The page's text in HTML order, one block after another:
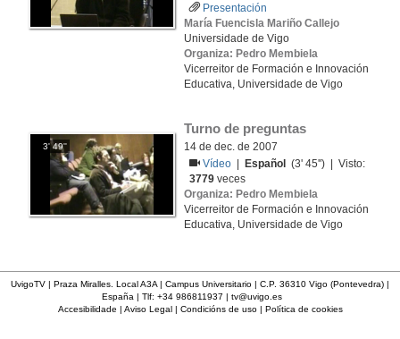
Presentación
María Fuencisla Mariño Callejo
Universidade de Vigo
Organiza: Pedro Membiela
Vicerreitor de Formación e Innovación
Educativa, Universidade de Vigo
3' 49''
Turno de preguntas
14 de dec. de 2007
Vídeo
Español
(3' 45'') | Visto:
3779 veces
Organiza: Pedro Membiela
Vicerreitor de Formación e Innovación
Educativa, Universidade de Vigo
UvigoTV | Praza Miralles. Local A3A | Campus Universitario | C.P. 36310 Vigo (Pontevedra) |
España | Tlf: +34 986811937 | tv@uvigo.es
Accesibilidade | Aviso Legal| Condicións de uso| Política de cookies